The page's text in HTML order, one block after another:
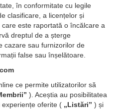
în conformitate cu legile
clasificare, a licențelor și
este raportată o încălcare a
dreptul de a șterge
cazare sau furnizorilor de
false sau înșelătoare.
ce permite utilizatorilor să
). Aceștia au posibilitatea
oferite ( „Listări” ) și